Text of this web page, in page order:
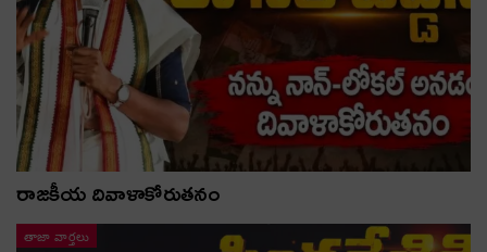
రాజకీయ దివాళాకోరుతనం
తాజా వార్తలు